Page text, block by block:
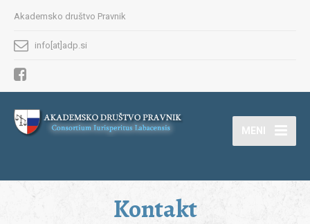
Akademsko društvo Pravnik
info[at]adp.si
MENI
Kontakt